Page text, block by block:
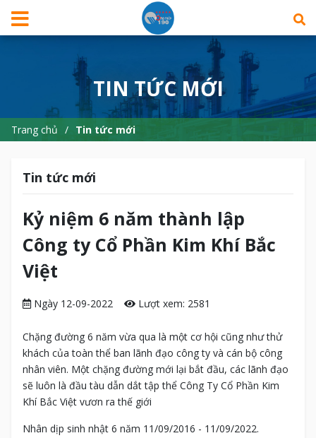
TIN TỨC MỚI
Trang chủ Tin tức mới
Tin tức mới
Kỷ niệm 6 năm thành lập
Công ty Cổ Phần Kim Khí Bắc
Việt
Ngày 12-09-2022 Lượt xem: 2581
Chặng đường 6 năm vừa qua là một cơ hội cũng như thử
khách của toàn thể ban lãnh đạo công ty và cán bộ công
nhân viên. Một chặng đường mới lại bắt đầu, các lãnh đạo
sẽ luôn là đầu tàu dẫn dắt tập thể Công Ty Cổ Phần Kim
Khí Bắc Việt vươn ra thế giới
Nhân dịp sinh nhật 6 năm 11/09/2016 - 11/09/2022.